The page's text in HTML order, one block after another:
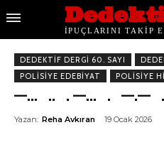
İPUÇLARINI TAKİP
DEDEKTIF DERGI 60. SAYI
POLISIYE EDEBIYAT
POLISIYE
—… .. . —… . —.—
Yazan: Reha Avkıran 19 Ocak 2026